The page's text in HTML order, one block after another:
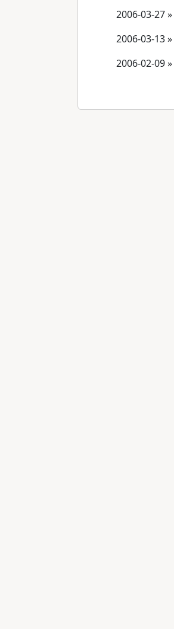
2006-03-27»
2006-03-13»
2006-02-09»